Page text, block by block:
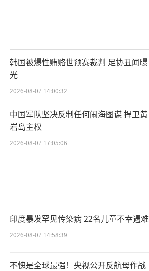
韩国被爆性贿赂世预赛裁判 足协丑闻曝
光
2026-08-07 14:00:32
中国军队坚决反制任何闹海图谋 捍卫黄
岩岛主权
2026-08-07 17:05:06
印度暴发罕见传染病 22名儿童不幸遇难
2026-08-07 14:58:39
不愧是全球最强！央视公开反航母作战